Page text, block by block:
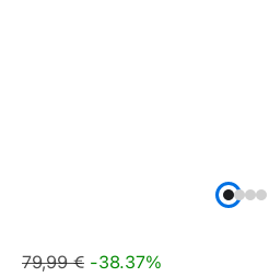
Verkaufspreis:
Regulärer Preis:
79,99 € -38.37%